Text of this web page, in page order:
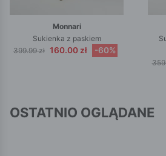
Monnari
Sukienka z paskiem
399.99 zł 160.00 zł -60%
OSTATNIO OGLĄDANE